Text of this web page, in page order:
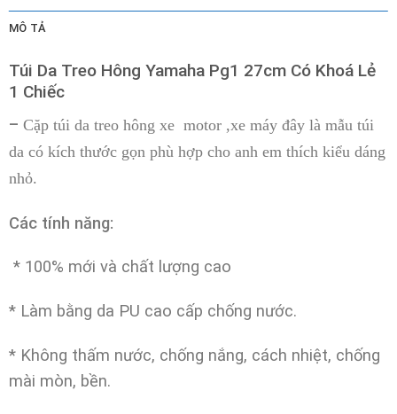
MÔ TẢ
Túi Da Treo Hông Yamaha Pg1 27cm Có Khoá Lẻ
1 Chiếc
– Cặp túi da treo hông xe motor ,xe máy đây là mẫu túi
da có kích thước gọn phù hợp cho anh em thích kiểu dáng
nhỏ.
Các tính năng:
* 100% mới và chất lượng cao
* Làm bằng da PU cao cấp chống nước.
* Không thấm nước, chống nắng, cách nhiệt, chống
mài mòn, bền.